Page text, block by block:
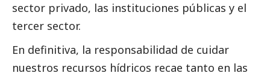
sector privado, las instituciones públicas y el
tercer sector.
En definitiva, la responsabilidad de cuidar
nuestros recursos hídricos recae tanto en las